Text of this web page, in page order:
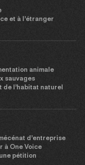
et à l’étranger
animale
sauvages
de l’habitat naturel
d’entreprise
à One Voice
pétition